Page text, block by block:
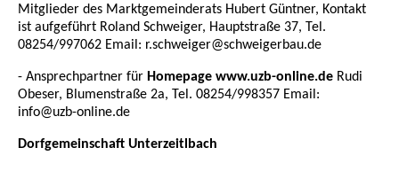
Mitglieder des Marktgemeinderats Hubert Güntner, Kontakt
ist aufgeführt Roland Schweiger, Hauptstraße 37, Tel.
08254/997062 Email: r.schweiger@schweigerbau.de
- Ansprechpartner für Homepage www.uzb-online.de Rudi
Obeser, Blumenstraße 2a, Tel. 08254/998357 Email:
info@uzb-online.de
Dorfgemeinschaft Unterzeitlbach